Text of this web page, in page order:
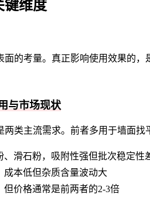
键维度
面的考量。真正影响使用效果的
与市场现状
两类主流需求。前者多用于墙面
、滑石粉，吸附性强但批次稳定性
成本低但杂质含量波动大
价格通常是前两者的2-3倍